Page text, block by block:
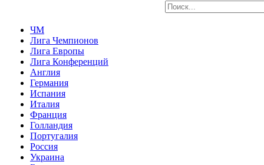
ЧМ
Лига Чемпионов
Лига Европы
Лига Конференций
Англия
Германия
Испания
Италия
Франция
Голландия
Португалия
Россия
Украина